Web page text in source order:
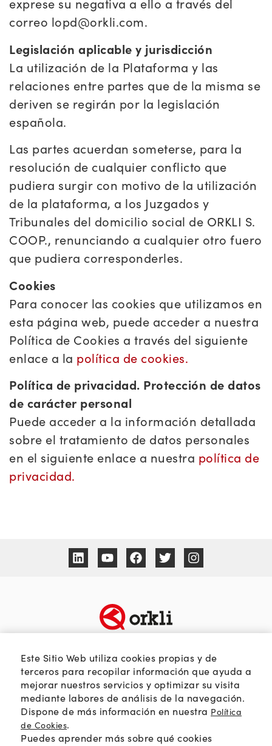
exprese su negativa a ello a través del
correo lopd@orkli.com.
Legislación aplicable y jurisdicción
La utilización de la Plataforma y las
relaciones entre partes que de la misma se
deriven se regirán por la legislación
española.
Las partes acuerdan someterse, para la
resolución de cualquier conflicto que
pudiera surgir con motivo de la utilización
de la plataforma, a los Juzgados y
Tribunales del domicilio social de ORKLI S.
COOP., renunciando a cualquier otro fuero
que pudiera corresponderles.
Cookies
Para conocer las cookies que utilizamos en
esta página web, puede acceder a nuestra
Política de Cookies a través del siguiente
enlace a la política de cookies.
Política de privacidad. Protección de datos
de carácter personal
Puede acceder a la información detallada
sobre el tratamiento de datos personales
en el siguiente enlace a nuestra política de
privacidad.
TEMÁTICAS
Calidad del aire
Passivhaus
Eficiencia y ahorro
Soluciones HVAC
Orkli Global
SOBRE ORKLI
Quienes somos
Web Orkli
Contacto
Este Sitio Web utiliza cookies propias y de
terceros para recopilar información que ayuda a
mejorar nuestros servicios y optimizar su visita
mediante labores de análisis de la navegación.
Dispone de más información en nuestra Política
de Cookies.
Puedes aprender más sobre qué cookies